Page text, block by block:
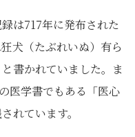
は717年に発布された
犬（たぶれいぬ）有ら
書かれていました。ま
医学書でもある「医心
れています。